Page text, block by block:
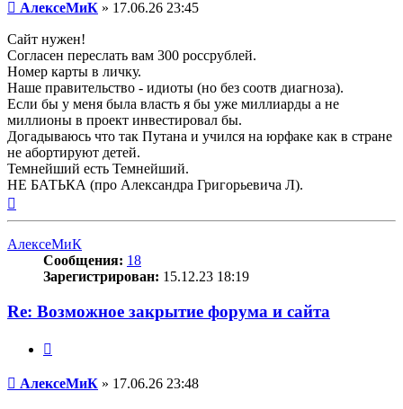
Сообщение
АлексеМиК » 17.06.26 23:45
Сайт нужен!
Согласен переслать вам 300 россрублей.
Номер карты в личку.
Наше правительство - идиоты (но без соотв диагноза).
Если бы у меня была власть я бы уже миллиарды а не
миллионы в проект инвестировал бы.
Догадываюсь что так Путана и учился на юрфаке как в стране
не абортируют детей.
Темнейший есть Темнейший.
НЕ БАТЬКА (про Александра Григорьевича Л).
АлексеМиК
Сообщения: 18
Зарегистрирован: 15.12.23 18:19
Re: Возможное закрытие форума и сайта
Сообщение
АлексеМиК » 17.06.26 23:48